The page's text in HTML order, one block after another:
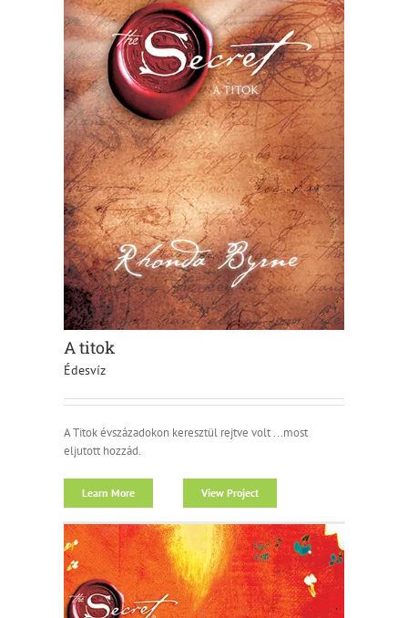
A titok
Édesvíz
A Titok évszázadokon keresztül rejtve volt ...most
eljutott hozzád.
Learn More View Project